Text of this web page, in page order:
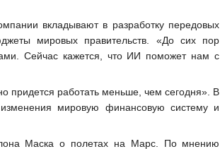
вкладывают в разработку передовых
мировых правительств. «До сих пор
Сейчас кажется, что ИИ поможет нам с
придется работать меньше, чем сегодня». В
мировую финансовую систему и
Маска о полетах на Марс. По мнению